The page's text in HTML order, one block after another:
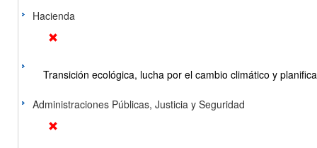
Hacienda
Transición ecológica, lucha por el cambio climático y
Administraciones Públicas, Justicia y Seguridad